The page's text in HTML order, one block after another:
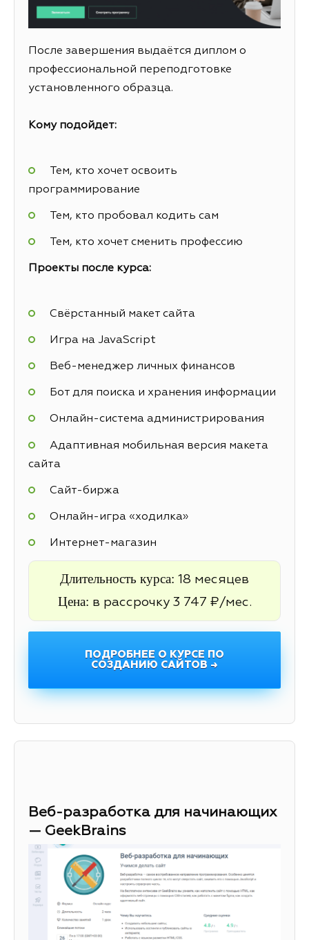
После завершения выдаётся диплом о
профессиональной переподготовке
установленного образца.
Кому подойдет:
Тем, кто хочет освоить
программирование
Тем, кто пробовал кодить сам
Тем, кто хочет сменить профессию
Проекты после курса:
Свёрстанный макет сайта
Игра на JavaScript
Веб-менеджер личных финансов
Бот для поиска и хранения информации
Онлайн-система администрирования
Адаптивная мобильная версия макета
сайта
Cайт-биржа
Онлайн-игра «ходилка»
Интернет-магазин
Длительность курса: 18 месяцев
Цена: в рассрочку 3 747 ₽/мес.
ПОДРОБНЕЕ О КУРСЕ ПО
СОЗДАНИЮ САЙТОВ →
Веб-разработка для начинающих
— GeekBrains